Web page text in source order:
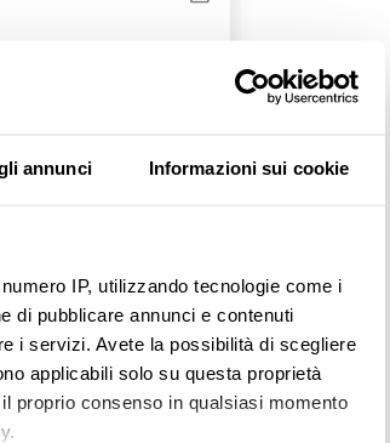
annunci Informazioni sui cookie
IP, utilizzando tecnologie come i
di pubblicare annunci e contenuti
i servizi. Avete la possibilità di scegliere
applicabili solo su questa proprietà
proprio consenso in qualsiasi momento